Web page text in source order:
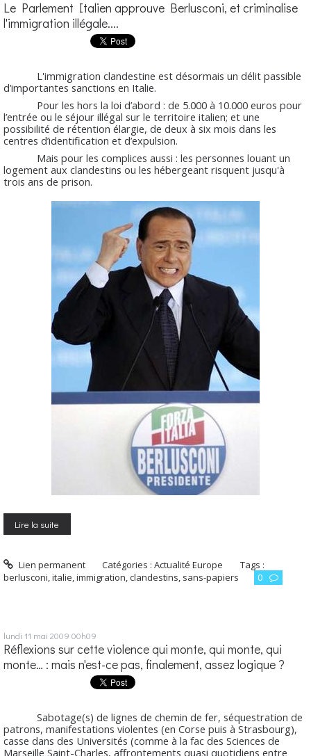
Le Parlement Italien approuve Berlusconi, et criminalise
l'immigration illégale....
L'immigration clandestine est désormais un délit passible
d’importantes sanctions en Italie.
Pour les hors la loi d’abord : de 5.000 à 10.000 euros pour
l’entrée ou le séjour illégal sur le territoire italien; et une
possibilité de rétention élargie, de deux à six mois dans les
centres d’identification et d’expulsion.
Mais pour les complices aussi : les personnes louant un
logement aux clandestins ou les hébergeant risquent jusqu'à
trois ans de prison.
Lire la suite
Lien permanent Catégories :Actualité Europe
Tags :
berlusconi,italie,immigration,clandestins, sans-papiers 0
lundi 11 mai 2009 00h09
Réflexions sur cette violence qui monte, qui monte, qui
monte… : mais n'est-ce pas, finalement, assez logique ?
Sabotage(s) de lignes de chemin de fer, séquestration de
patrons, manifestations violentes (en Corse puis à Strasbourg),
casse dans des Universités (comme à la fac des Sciences de
Marseille Saint-Charles, affrontements quasi quotidiens entre